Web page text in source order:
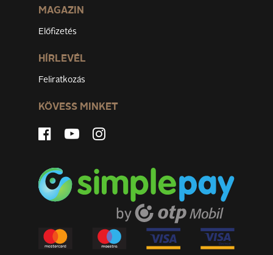
MAGAZIN
Előfizetés
HÍRLEVÉL
Feliratkozás
KÖVESS MINKET